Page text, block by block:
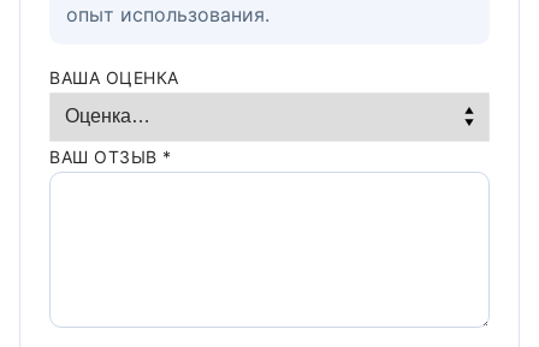
опыт использования.
ВАША ОЦЕНКА
ВАШ ОТЗЫВ *